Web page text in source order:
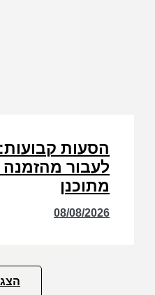
הסעות
לעבור
מתוכנן
08/08/2026